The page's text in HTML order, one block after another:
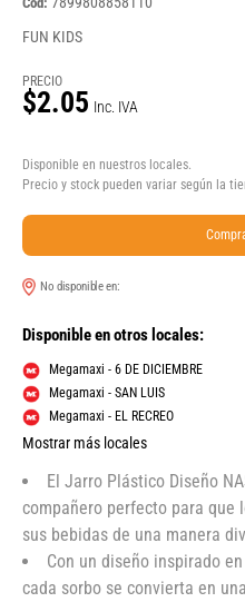
FUN KIDS
PRECIO
$2.05 Inc. IVA
Disponible en nuestros locales.
Precio y stock pueden variar según la
No disponible en:
Disponible en otros locales:
Megamaxi - 6 DE DICIEMBRE
Megamaxi - SAN LUIS
Megamaxi - EL RECREO
Mostrar más locales
El Jarro Plástico Diseño
compañero perfecto para que
sus bebidas de una manera
Con un diseño inspirado
cada sorbo se convierta en